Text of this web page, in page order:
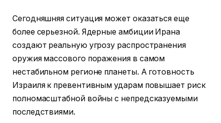
Сегодняшняя ситуация может оказаться еще
более серьезной. Ядерные амбиции Ирана
создают реальную угрозу распространения
оружия массового поражения в самом
нестабильном регионе планеты. А готовность
Израиля к превентивным ударам повышает риск
полномасштабной войны с непредсказуемыми
последствиями.